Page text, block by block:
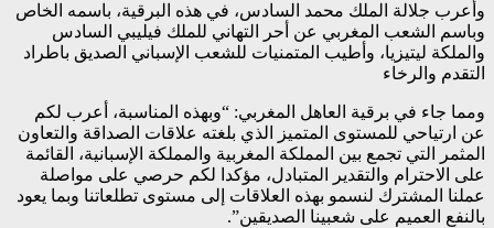
وأعرب جلالة الملك محمد السادس، في هذه البرقية، باسمه الخاص
وباسم الشعب المغربي عن أحر التهاني للملك فيليبي السادس
والملكة ليتيزيا، وأطيب المتمنيات للشعب الإسباني الصديق باطراد
التقدم والرخاء
ومما جاء في برقية العاهل المغربي: “وبهذه المناسبة، أعرب لكم
عن ارتياحي للمستوى المتميز الذي بلغته علاقات الصداقة والتعاون
المثمر التي تجمع بين المملكة المغربية والمملكة الإسبانية، القائمة
على الاحترام والتقدير المتبادل، مؤكدا لكم حرصي على مواصلة
عملنا المشترك لنسمو بهذه العلاقات إلى مستوى تطلعاتنا وبما يعود
بالنفع العميم على شعبينا الصديقين”.